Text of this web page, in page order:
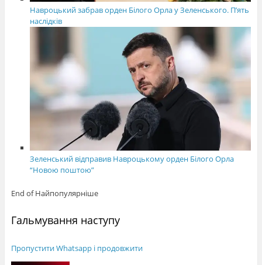
Навроцький забрав орден Білого Орла у Зеленського. П’ять
наслідків
Зеленський відправив Навроцькому орден Білого Орла
“Новою поштою”
End of Найпопулярніше
Гальмування наступу
Пропустити Whatsapp і продовжити